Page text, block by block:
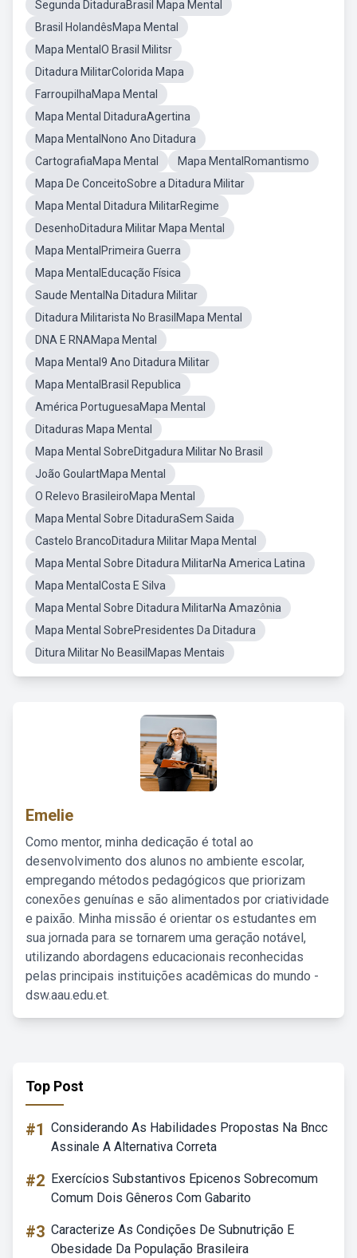
Segunda DitaduraBrasil Mapa Mental
Brasil HolandêsMapa Mental
Mapa MentalO Brasil Militsr
Ditadura MilitarColorida Mapa
FarroupilhaMapa Mental
Mapa Mental DitaduraAgertina
Mapa MentalNono Ano Ditadura
CartografiaMapa Mental
Mapa MentalRomantismo
Mapa De ConceitoSobre a Ditadura Militar
Mapa Mental Ditadura MilitarRegime
DesenhoDitadura Militar Mapa Mental
Mapa MentalPrimeira Guerra
Mapa MentalEducação Física
Saude MentalNa Ditadura Militar
Ditadura Militarista No BrasilMapa Mental
DNA E RNAMapa Mental
Mapa Mental9 Ano Ditadura Militar
Mapa MentalBrasil Republica
América PortuguesaMapa Mental
Ditaduras Mapa Mental
Mapa Mental SobreDitgadura Militar No Brasil
João GoulartMapa Mental
O Relevo BrasileiroMapa Mental
Mapa Mental Sobre DitaduraSem Saida
Castelo BrancoDitadura Militar Mapa Mental
Mapa Mental Sobre Ditadura MilitarNa America Latina
Mapa MentalCosta E Silva
Mapa Mental Sobre Ditadura MilitarNa Amazônia
Mapa Mental SobrePresidentes Da Ditadura
Ditura Militar No BeasilMapas Mentais
Emelie
Como mentor, minha dedicação é total ao
desenvolvimento dos alunos no ambiente escolar,
empregando métodos pedagógicos que priorizam
conexões genuínas e são alimentados por criatividade
e paixão. Minha missão é orientar os estudantes em
sua jornada para se tornarem uma geração notável,
utilizando abordagens educacionais reconhecidas
pelas principais instituições acadêmicas do mundo -
dsw.aau.edu.et.
Top Post
#1 Considerando As Habilidades Propostas Na Bncc
Assinale A Alternativa Correta
#2 Exercícios Substantivos Epicenos Sobrecomum
Comum Dois Gêneros Com Gabarito
#3 Caracterize As Condições De Subnutrição E
Obesidade Da População Brasileira